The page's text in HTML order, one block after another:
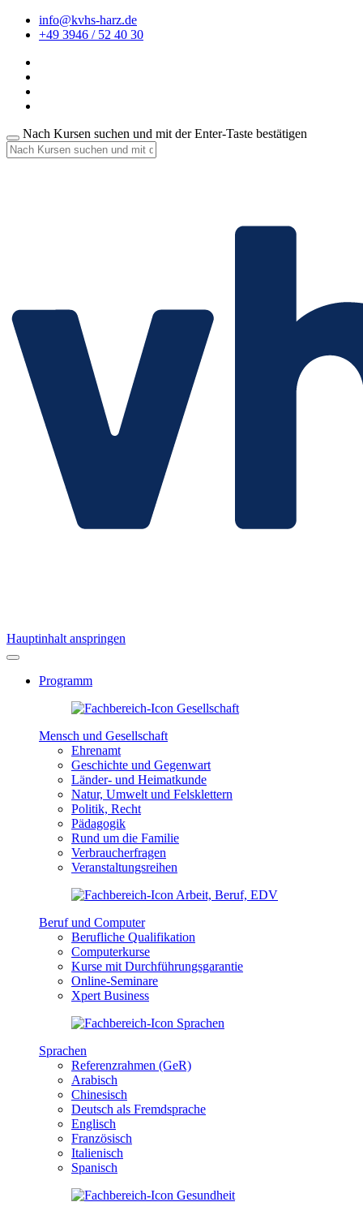
info@kvhs-harz.de
+49 3946 / 52 40 30
Nach Kursen suchen und mit der Enter-Taste bestätigen
Hauptinhalt anspringen
Programm
Mensch und Gesellschaft
Ehrenamt
Geschichte und Gegenwart
Länder- und Heimatkunde
Natur, Umwelt und Felsklettern
Politik, Recht
Pädagogik
Rund um die Familie
Verbraucherfragen
Veranstaltungsreihen
Beruf und Computer
Berufliche Qualifikation
Computerkurse
Kurse mit Durchführungsgarantie
Online-Seminare
Xpert Business
Sprachen
Referenzrahmen (GeR)
Arabisch
Chinesisch
Deutsch als Fremdsprache
Englisch
Französisch
Italienisch
Spanisch